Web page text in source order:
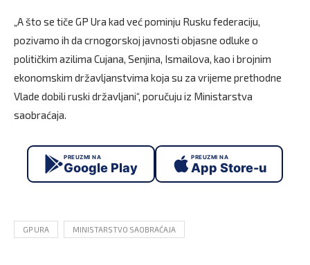
„A što se tiče GP Ura kad već pominju Rusku federaciju,
pozivamo ih da crnogorskoj javnosti objasne odluke o
političkim azilima Cujana, Senjina, Ismailova, kao i brojnim
ekonomskim državljanstvima koja su za vrijeme prethodne
Vlade dobili ruski državljani“, poručuju iz Ministarstva
saobraćaja.
PREUZMI NA
Google Play
PREUZMI NA
App Store-u
GP URA MINISTARSTVO SAOBRAĆAJA